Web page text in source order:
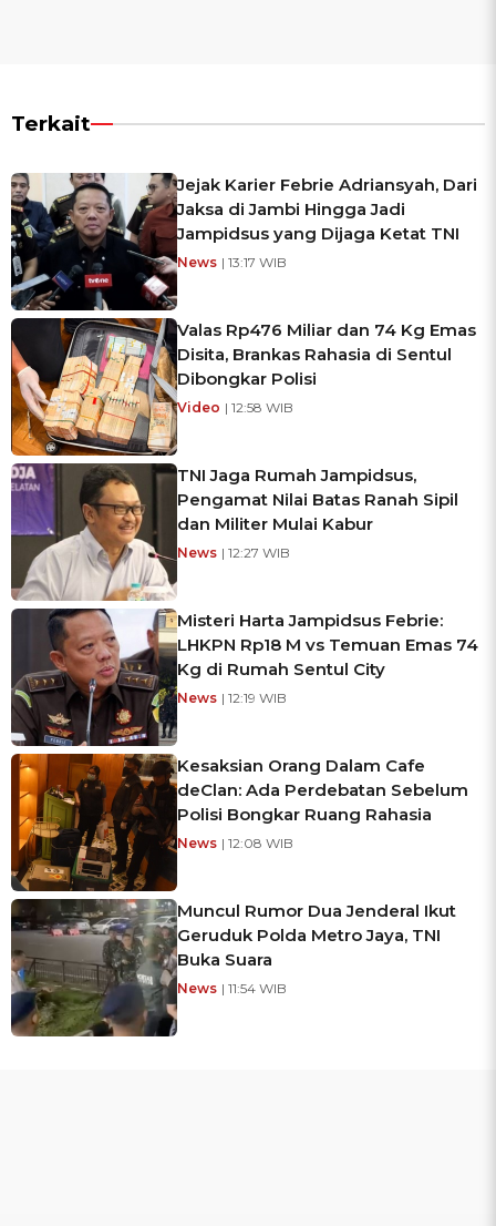
Terkait
Jejak Karier Febrie Adriansyah, Dari
Jaksa di Jambi Hingga Jadi
Jampidsus yang Dijaga Ketat TNI
News | 13:17 WIB
Valas Rp476 Miliar dan 74 Kg Emas
Disita, Brankas Rahasia di Sentul
Dibongkar Polisi
Video | 12:58 WIB
TNI Jaga Rumah Jampidsus,
Pengamat Nilai Batas Ranah Sipil
dan Militer Mulai Kabur
News | 12:27 WIB
Misteri Harta Jampidsus Febrie:
LHKPN Rp18 M vs Temuan Emas 74
Kg di Rumah Sentul City
News | 12:19 WIB
Kesaksian Orang Dalam Cafe
deClan: Ada Perdebatan Sebelum
Polisi Bongkar Ruang Rahasia
News | 12:08 WIB
Muncul Rumor Dua Jenderal Ikut
Geruduk Polda Metro Jaya, TNI
Buka Suara
News | 11:54 WIB